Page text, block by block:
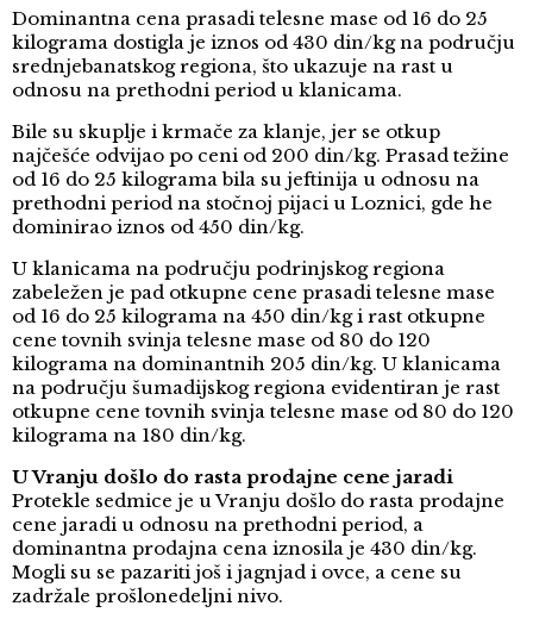
Dominantna cena prasadi telesne mase od 16 do 25
kilograma dostigla je iznos od 430 din/kg na području
srednjebanatskog regiona, što ukazuje na rast u
odnosu na prethodni period u klanicama.
Bile su skuplje i krmače za klanje, jer se otkup
najčešće odvijao po ceni od 200 din/kg. Prasad težine
od 16 do 25 kilograma bila su jeftinija u odnosu na
prethodni period na stočnoj pijaci u Loznici, gde he
dominirao iznos od 450 din/kg.
U klanicama na području podrinjskog regiona
zabeležen je pad otkupne cene prasadi telesne mase
od 16 do 25 kilograma na 450 din/kg i rast otkupne
cene tovnih svinja telesne mase od 80 do 120
kilograma na dominantnih 205 din/kg. U klanicama
na području šumadijskog regiona evidentiran je rast
otkupne cene tovnih svinja telesne mase od 80 do 120
kilograma na 180 din/kg.
U Vranju došlo do rasta prodajne cene jaradi
Protekle sedmice je u Vranju došlo do rasta prodajne
cene jaradi u odnosu na prethodni period, a
dominantna prodajna cena iznosila je 430 din/kg.
Mogli su se pazariti još i jagnjad i ovce, a cene su
zadržale prošlonedeljni nivo.